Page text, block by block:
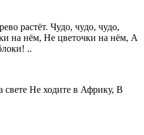
растёт. Чудо, чудо, чудо,
на нём, Не цветочки на нём, А
..
свете Не ходите в Африку, В